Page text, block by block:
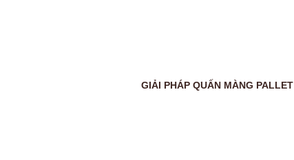
GIẢI PHÁP QUẤN MÀNG PALLET